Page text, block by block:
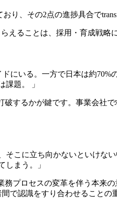
おり、その2点の進捗具合で
えることは、採用・育成戦略
にいる。一方で日本は約
題。 」
破するかが鍵です。事業会
そこに立ち向かないといけ
しまう。」
プロセスの変革を伴う本来
で認識をすり合わせることの